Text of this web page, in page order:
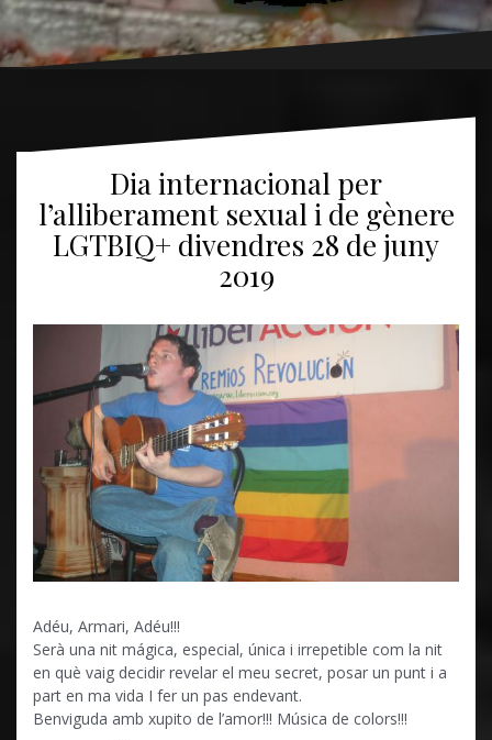
Dia internacional per
l’alliberament sexual i de gènere
LGTBIQ+ divendres 28 de juny
2019
Adéu, Armari, Adéu!!!
Serà una nit mágica, especial, única i irrepetible com la nit
en què vaig decidir revelar el meu secret, posar un punt i a
part en ma vida I fer un pas endevant.
Benviguda amb xupito de l’amor!!! Música de colors!!!